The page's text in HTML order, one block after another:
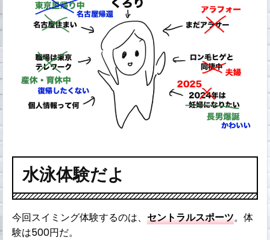
水泳体験だよ
今回スイミング体験するのは、セントラルスポーツ。体
験は500円だ。